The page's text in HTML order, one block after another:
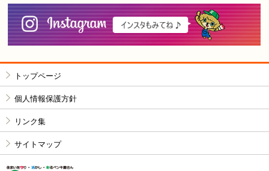
トップページ
個人情報保護方針
リンク集
サイトマップ